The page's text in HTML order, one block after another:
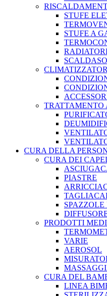
STUFE
STUFE A
TRATTAMENTO
CURA DELLA
CURA DEI
PIASTRE
PRODOTTI
VARIE
AEROSOL
CURA DEL
LINEA